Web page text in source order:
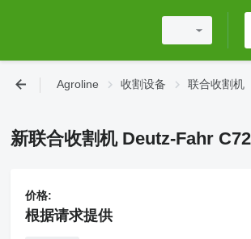
Agroline 收割设备 联合收割机
新联合收割机 Deutz-Fahr
价格:
根据请求提供